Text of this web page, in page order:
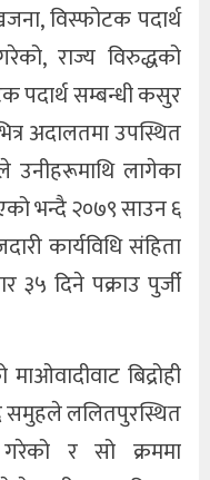
विस्फोटक पदार्थ
राज्य विरुद्धको
पदार्थ सम्बन्धी कसुर
अदालतमा उपस्थित
लागेका
भन्दै २०७९ साउन ६
कार्यविधि संहिता
दिने पक्राउ पुर्जी
बिद्रोही
समुहले ललितपुरस्थित
र सो क्रममा